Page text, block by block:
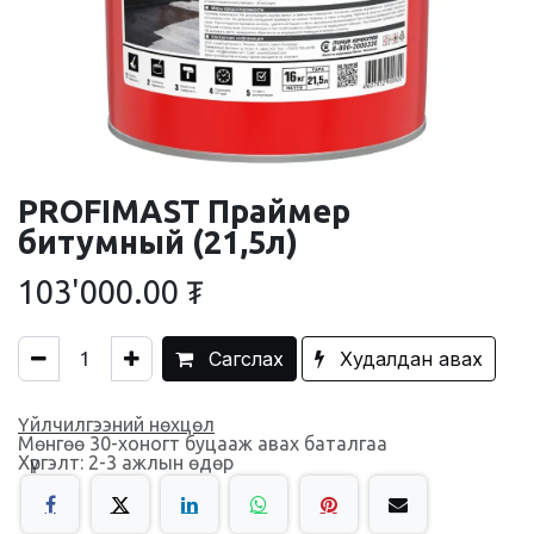
PROFIMAST Праймер
битумный (21,5л)
103'000.00 ₮
Сагслах Худалдан авах
Үйлчилгээний нөхцөл
Мөнгөө 30-хоногт буцааж авах баталгаа
Хүргэлт: 2-3 ажлын өдөр